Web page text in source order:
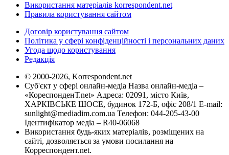
Використання матеріалів korrespondent.net
Правила користування сайтом
Договір користування сайтом
Політика у сфері конфіденційності і персональних даних
Угода щодо користування
Редакція
© 2000-2026, Korrespondent.net
Суб'єкт у сфері онлайн-медіа Назва онлайн-медіа –
«КореспонденТ.net» Адреса: 02091, місто Київ,
ХАРКІВСЬКЕ ШОСЕ, будинок 172-Б, офіс 208/1 E-mail:
sunlight@mediadim.com.ua Телефон: 044-205-43-00
Ідентифікатор медіа – R40-06068
Використання будь-яких матеріалів, розміщених на
сайті, дозволяється за умови посилання на
Корреспондент.net.